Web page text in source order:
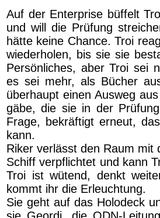
Auf der Enterprise büffelt
und will die Prüfung
hätte keine Chance. Troi
wiederholen, bis sie sie
Persönliches, aber Troi sei
es sei mehr, als Bücher
überhaupt einen Ausweg
gäbe, die sie in der
Frage, bekräftigt erneut,
kann.
Riker verlässt den Raum
Schiff verpflichtet und kann
Troi ist wütend, denkt
kommt ihr die Erleuchtung.
Sie geht auf das Holodeck